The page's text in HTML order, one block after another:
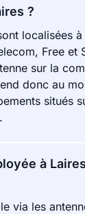
?
localisées
Free et
sur la
donc au
situés
à
via les